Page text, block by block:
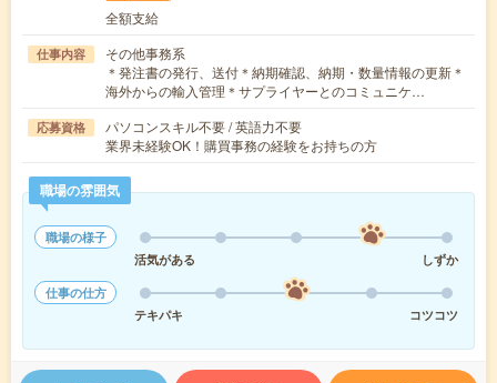
全額支給
仕事内容
その他事務系
＊発注書の発行、送付＊納期確認、納期・数量情報の更新＊
海外からの輸入管理＊サプライヤーとのコミュニケ…
応募資格
パソコンスキル不要 / 英語力不要
業界未経験OK！購買事務の経験をお持ちの方
職場の雰囲気
職場の様子
活気がある
しずか
仕事の仕方
テキパキ
コツコツ